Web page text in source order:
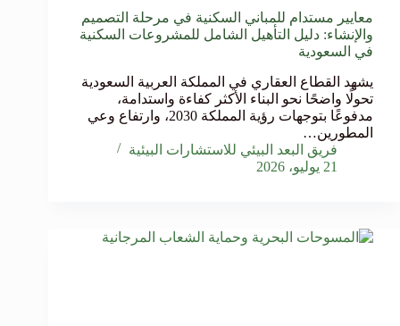
معايير مستدام للمباني السكنية في مرحلة التصميم
والإنشاء: دليل التأهيل الشامل للمشروعات السكنية
في السعودية
يشهد القطاع العقاري في المملكة العربية السعودية
تحولًا واضحًا نحو البناء الأكثر كفاءة واستدامة،
مدفوعًا بتوجهات رؤية المملكة 2030، وارتفاع وعي
المطورين…
فريق البعد البيئي للاستشارات البيئية
21 يوليو، 2026